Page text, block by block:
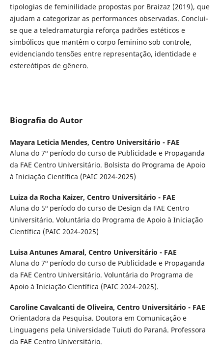
tipologias de feminilidade propostas por Braizaz (2019), que
ajudam a categorizar as performances observadas. Conclui-
se que a teledramaturgia reforça padrões estéticos e
simbólicos que mantêm o corpo feminino sob controle,
evidenciando tensões entre representação, identidade e
estereótipos de gênero.
Biografia do Autor
Mayara Leticia Mendes, Centro Universitário - FAE
Aluna do 7º período do curso de Publicidade e Propaganda
da FAE Centro Universitário. Bolsista do Programa de Apoio
à Iniciação Científica (PAIC 2024-2025)
Luiza da Rocha Kaizer, Centro Universitário - FAE
Aluna do 5º período do curso de Design da FAE Centro
Universitário. Voluntária do Programa de Apoio à Iniciação
Científica (PAIC 2024-2025)
Luisa Antunes Amaral, Centro Universitário - FAE
Aluna do 7º período do curso de Publicidade e Propaganda
da FAE Centro Universitário. Voluntária do Programa de
Apoio à Iniciação Científica (PAIC 2024-2025).
Caroline Cavalcanti de Oliveira, Centro Universitário - FAE
Orientadora da Pesquisa. Doutora em Comunicação e
Linguagens pela Universidade Tuiuti do Paraná. Professora
da FAE Centro Universitário.